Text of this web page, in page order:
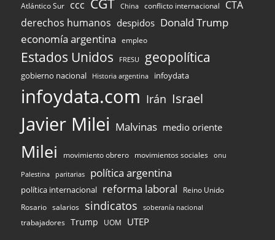
Atlántico Sur ccc CGT China conflicto internacional CTA
derechos humanos despidos Donald Trump
economía argentina
empleo
Estados Unidos FRESU geopolítica
gobierno nacional Historia argentina infoydata
infoydata.com Irán Israel
Javier Milei Malvinas medio oriente
Milei movimiento obrero movimientos sociales onu
Palestina paritarias política argentina
política internacional reforma laboral
Reino Unido
Rosario salarios sindicatos
soberanía nacional
trabajadores
Trump UOM UTEP